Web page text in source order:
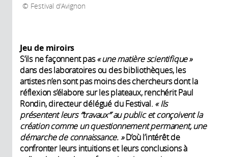
Festival d'Avignon
Jeu de miroirs
S’ils ne façonnent pas« une matière scientifique »
dans des laboratoires ou des bibliothèques, les
artistes n’en sont pas moins des chercheurs dont la
réflexion s’élabore sur les plateaux, renchérit Paul
Rondin, directeur délégué du Festival. « Ils
présentent leurs ″travaux″ au public et conçoivent la
création comme un questionnement permanent, une
démarche de connaissance. »D’où l’intérêt de
confronter leurs intuitions et leurs conclusions à